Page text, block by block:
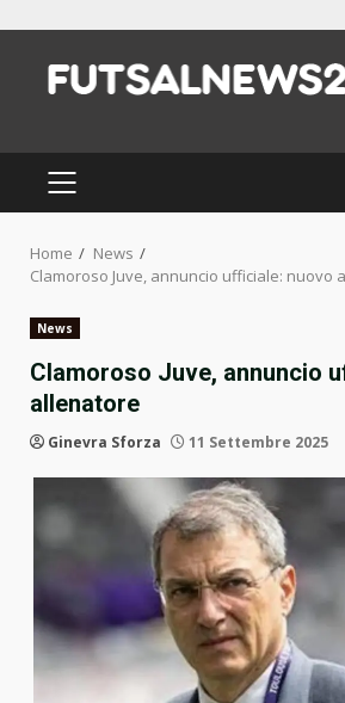
content
PRIMARY
MENU
Home
News
Clamoroso Juve, annuncio ufficiale: nuovo
News
Clamoroso Juve, annuncio
allenatore
Ginevra Sforza 11 Settembre 2025